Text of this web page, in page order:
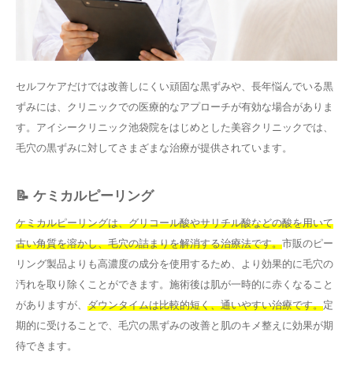
セルフケアだけでは改善しにくい頑固な黒ずみや、長年悩んでいる黒
ずみには、クリニックでの医療的なアプローチが有効な場合がありま
す。アイシークリニック池袋院をはじめとした美容クリニックでは、
毛穴の黒ずみに対してさまざまな治療が提供されています。
📝 ケミカルピーリング
ケミカルピーリングは、グリコール酸やサリチル酸などの酸を用いて
古い角質を溶かし、毛穴の詰まりを解消する治療法です。市販のピー
リング製品よりも高濃度の成分を使用するため、より効果的に毛穴の
汚れを取り除くことができます。施術後は肌が一時的に赤くなること
がありますが、 ダウンタイムは比較的短く、通いやすい治療です。定
期的に受けることで、毛穴の黒ずみの改善と肌のキメ整えに効果が期
待できます。